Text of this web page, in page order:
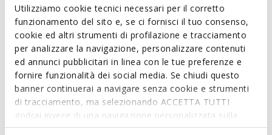
Utilizziamo cookie tecnici necessari per il corretto
funzionamento del sito e, se ci fornisci il tuo consenso,
cookie ed altri strumenti di profilazione e tracciamento
per analizzare la navigazione, personalizzare contenuti
ed annunci pubblicitari in linea con le tue preferenze e
fornire funzionalità dei social media. Se chiudi questo
banner continuerai a navigare senza cookie e strumenti
di tracciamento, ma selezionando ACCETTA TUTTI
godrai invece di una navigazione personalizzata sulla
base dei tuoi gusti ed interessi. Selezionando